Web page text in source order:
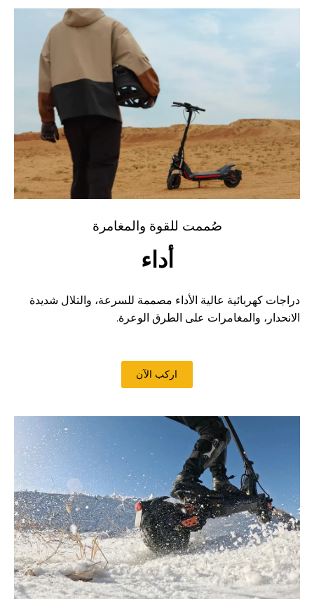
صُممت للقوة والمغامرة
أداء
دراجات كهربائية عالية الأداء مصممة للسرعة، والتلال شديدة
الانحدار، والمغامرات على الطرق الوعرة.
اركب الآن